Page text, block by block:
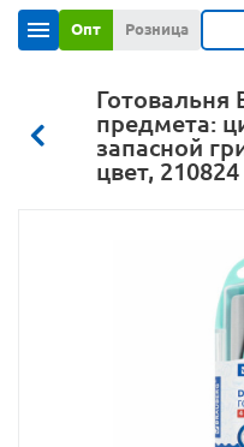
Опт Розница
Готовальня
предмета:
запасной
цвет, 210824